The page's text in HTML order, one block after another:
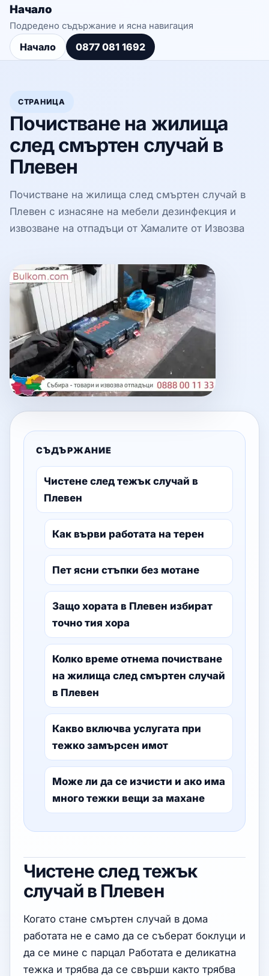
Начало
Подредено съдържание и ясна навигация
Начало 0877 081 1692
СТРАНИЦА
Почистване на жилища
след смъртен случай в
Плевен
Почистване на жилища след смъртен случай в
Плевен с изнасяне на мебели дезинфекция и
извозване на отпадъци от Хамалите от Извозва
СЪДЪРЖАНИЕ
Чистене след тежък случай в
Плевен
Как върви работата на терен
Пет ясни стъпки без мотане
Защо хората в Плевен избират
точно тия хора
Колко време отнема почистване
на жилища след смъртен случай
в Плевен
Какво включва услугата при
тежко замърсен имот
Може ли да се изчисти и ако има
много тежки вещи за махане
Чистене след тежък
случай в Плевен
Когато стане смъртен случай в домa
работата не е само да се съберат боклуци и
да се мине с парцал Работата е деликатна
тежка и трябва да се свърши както трябва